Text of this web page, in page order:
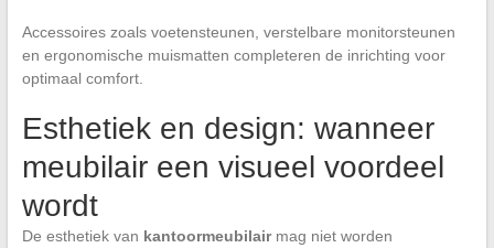
Accessoires zoals voetensteunen, verstelbare monitorsteunen
en ergonomische muismatten completeren de inrichting voor
optimaal comfort.
Esthetiek en design: wanneer
meubilair een visueel voordeel
wordt
De esthetiek van kantoormeubilairmag niet worden